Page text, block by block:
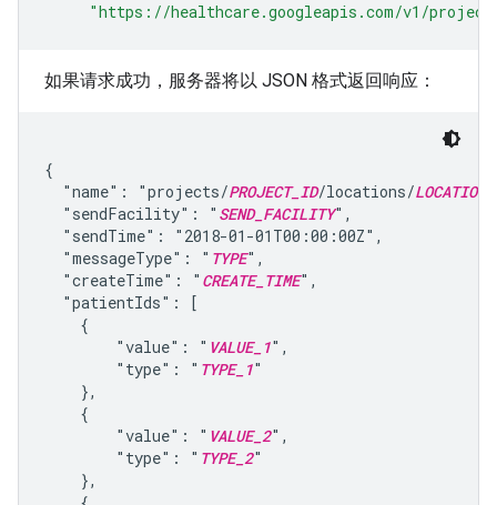
"https://healthcare.googleapis.com/v1/
如果请求成功，服务器将以 JSON 格式返回响应：
{
  "name": "projects/
PROJECT_ID/locations/LOCATION
  "sendFacility": "
SEND_FACILITY",
  "sendTime": "2018-01-01T00:00:00Z",
  "messageType": "
TYPE",
  "createTime": "
CREATE_TIME",
  "patientIds": [
    {
        "value": "
VALUE_1",
        "type": "
TYPE_1"
    },
    {
        "value": "
VALUE_2",
        "type": "
TYPE_2"
    },